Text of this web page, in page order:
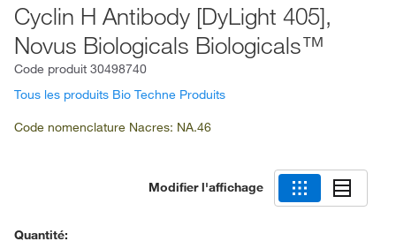
Cyclin H Antibody [DyLight 405],
Novus Biologicals Biologicals™
Code produit 30498740
Tous les produits Bio Techne Produits
Code nomenclature Nacres: NA.46
Modifier l'affichage
Quantité: